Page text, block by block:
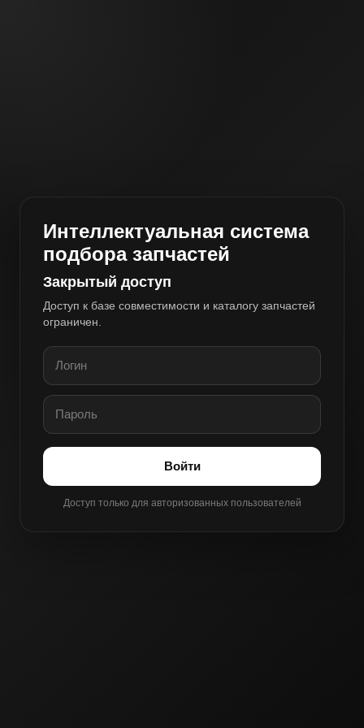
Интеллектуальная система
подбора запчастей
Закрытый доступ
Доступ к базе совместимости и каталогу запчастей
ограничен.
Войти
Доступ только для авторизованных пользователей